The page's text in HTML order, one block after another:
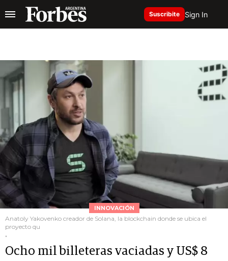
Suscribite Sign In
INNOVACIÓN
Anatoly Yakovenko creador de Solana, la blockchain donde se ubica el
proyecto qu
.
Ocho mil billeteras vaciadas y US$ 8